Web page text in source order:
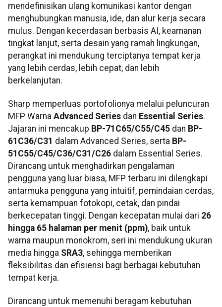
mendefinisikan ulang komunikasi kantor dengan
menghubungkan manusia, ide, dan alur kerja secara
mulus. Dengan kecerdasan berbasis AI, keamanan
tingkat lanjut, serta desain yang ramah lingkungan,
perangkat ini mendukung terciptanya tempat kerja
yang lebih cerdas, lebih cepat, dan lebih
berkelanjutan.
Sharp memperluas portofolionya melalui peluncuran
MFP Warna Advanced Series dan Essential Series.
Jajaran ini mencakup BP-71C65/C55/C45 dan BP-
61C36/C31 dalam Advanced Series, serta BP-
51C55/C45/C36/C31/C26 dalam Essential Series.
Dirancang untuk menghadirkan pengalaman
pengguna yang luar biasa, MFP terbaru ini dilengkapi
antarmuka pengguna yang intuitif, pemindaian cerdas,
serta kemampuan fotokopi, cetak, dan pindai
berkecepatan tinggi. Dengan kecepatan mulai dari 26
hingga 65 halaman per menit (ppm), baik untuk
warna maupun monokrom, seri ini mendukung ukuran
media hingga SRA3, sehingga memberikan
fleksibilitas dan efisiensi bagi berbagai kebutuhan
tempat kerja.
Dirancang untuk memenuhi beragam kebutuhan